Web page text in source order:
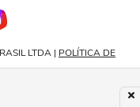
LTDA | POLÍTICA DE